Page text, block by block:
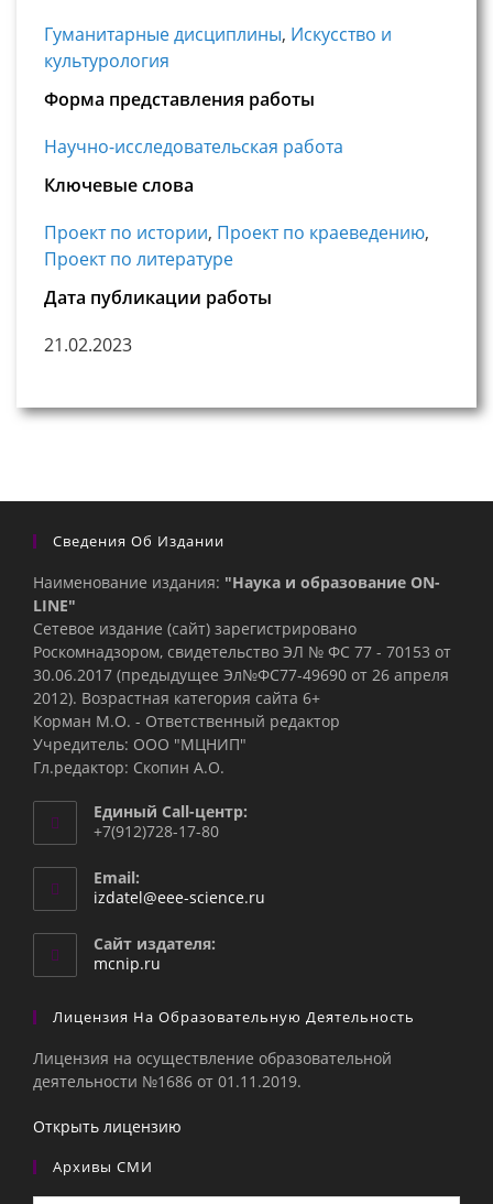
Гуманитарные дисциплины, Искусство и
культурология
Форма представления работы
Научно-исследовательская работа
Ключевые слова
Проект по истории, Проект по краеведению,
Проект по литературе
Дата публикации работы
21.02.2023
Сведения Об Издании
Наименование издания: "Наука и образование ON-
LINE"
Сетевое издание (сайт) зарегистрировано
Роскомнадзором, свидетельство ЭЛ № ФС 77 - 70153 от
30.06.2017 (предыдущее Эл№ФC77-49690 от 26 апреля
2012). Возрастная категория сайта 6+
Корман М.О. - Ответственный редактор
Учредитель: ООО "МЦНИП"
Гл.редактор: Скопин А.О.
Единый Call-центр:
+7(912)728-17-80
Email:
izdatel@eee-science.ru
Сайт издателя:
mcnip.ru
Лицензия На Образовательную Деятельность
Лицензия на осуществление образовательной
деятельности №1686 от 01.11.2019.
Открыть лицензию
Архивы СМИ